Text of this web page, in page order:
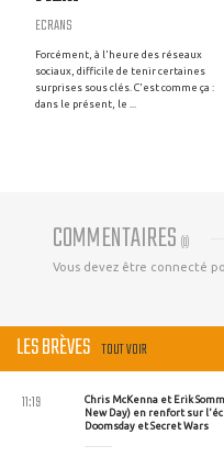
ECRANS
Forcément, à l'heure des réseaux
sociaux, difficile de tenir certaines
surprises sous clés. C'est comme ça :
dans le présent, le ...
COMMENTAIRES (0)
Vous devez être connecté
LES BRÈVES TOUT VOIR
Chris McKenna et Erik
New Day) en renfort sur
Doomsday et Secret Wars
11:19